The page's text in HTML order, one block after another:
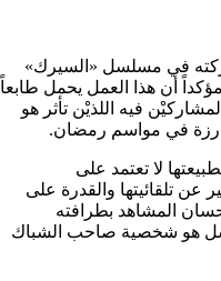
في مسلسل «السيرك»
أن هذا العمل يحمل طابعاً
فيه اللذيْن تأثر هو
في مواسم رمضان.
لا تعتمد على
تلقائيتها والقدرة على
المشاهد بطرافته
هو شخصية صاحب الشباك